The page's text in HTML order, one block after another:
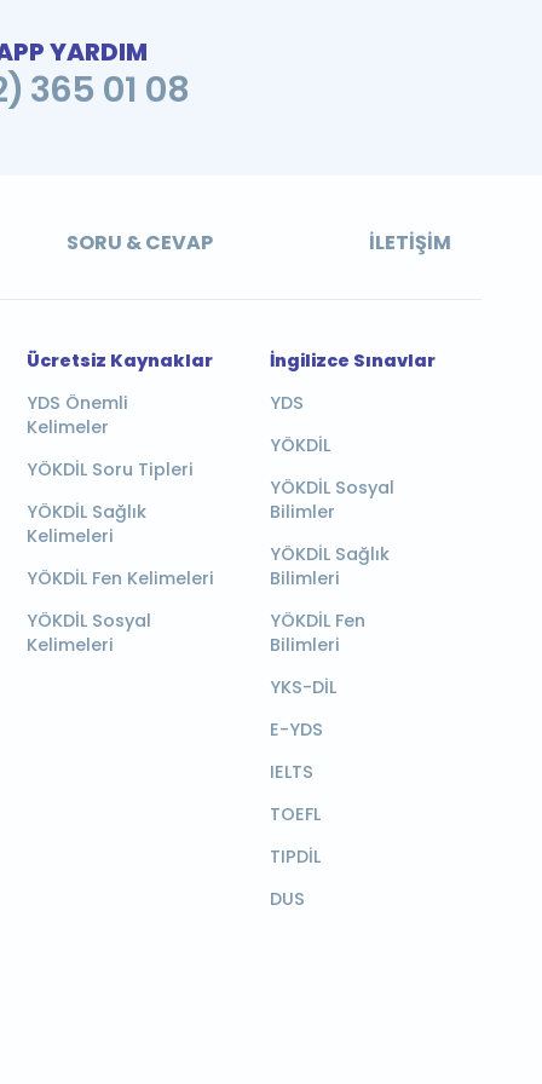
YARDIM
365 01 08
SORU & CEVAP İLETIŞIM
Ücretsiz Kaynaklar
YDS Önemli
Kelimeler
YÖKDİL Soru Tipleri
YÖKDİL Sağlık
Kelimeleri
YÖKDİL Fen Kelimeleri
YÖKDİL Sosyal
Kelimeleri
İngilizce Sınavlar
YDS
YÖKDİL
YÖKDİL Sosyal
Bilimler
YÖKDİL Sağlık
Bilimleri
YÖKDİL Fen
Bilimleri
YKS-DİL
E-YDS
IELTS
TOEFL
TIPDİL
DUS